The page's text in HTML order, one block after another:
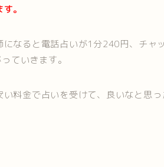
。
になると電話占いが1分240円、チ
ていきます。
料金で占いを受けて、良いなと思